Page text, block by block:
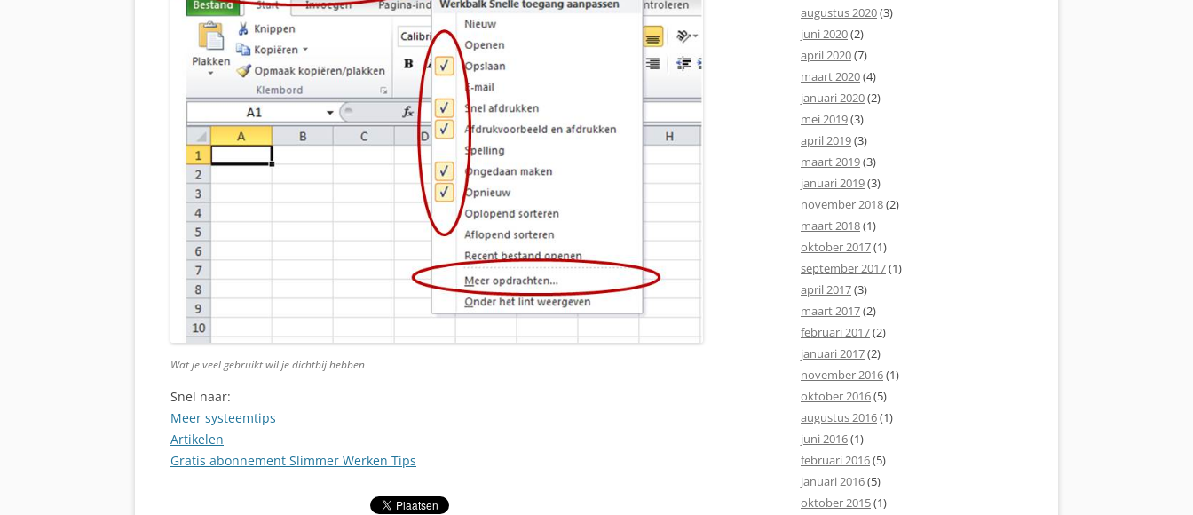
Wat je veel gebruikt wil je dichtbij hebben
Snel naar:
Meer systeemtips
Artikelen
Gratis abonnement Slimmer Werken Tips
augustus 2020(3)
juni 2020(2)
april 2020(7)
maart 2020(4)
januari 2020(2)
mei 2019(3)
april 2019(3)
maart 2019(3)
januari 2019(3)
november 2018(2)
maart 2018(1)
oktober 2017(1)
september 2017(1)
april 2017(3)
maart 2017(2)
februari 2017(2)
januari 2017(2)
november 2016(1)
oktober 2016(5)
augustus 2016(1)
juni 2016(1)
februari 2016(5)
januari 2016(5)
oktober 2015(1)